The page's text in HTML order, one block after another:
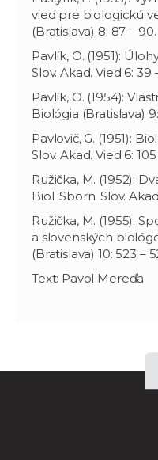
vied pre biologickú
(Bratislava) 8: 87 – 90.
Pavlík, O. (1951):
Slov. Akad. Vied 6: 39
Pavlík, O. (1954):
Biológia (Bratislava) 9:
Pavlovič, G. (1951):
Slov. Akad. Vied 6: 105
Ružička, M. (1952):
Biol. Sborn. Slov.
Ružička, M. (1955):
a slovenských
(Bratislava) 10: 523 –
Text: Pavol Mereďa